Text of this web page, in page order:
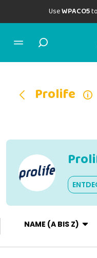
UseWPACO5
Prolife
NAME (A BIS Z)